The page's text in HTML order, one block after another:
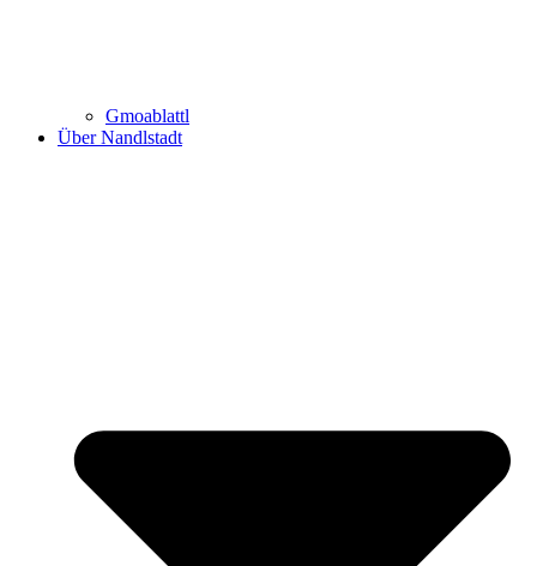
Gmoablattl
Über Nandlstadt